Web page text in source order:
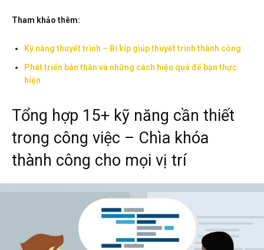
Tham khảo thêm:
Kỹ năng thuyết trình – Bí kíp giúp thuyết trình thành công
Phát triển bản thân và những cách hiệu quả để bạn thực
hiện
Tổng hợp 15+ kỹ năng cần thiết
trong công việc – Chìa khóa
thành công cho mọi vị trí